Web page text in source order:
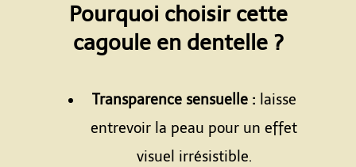
Pourquoi choisir cette
cagoule en dentelle ?
Transparence sensuelle : laisse
entrevoir la peau pour un effet
visuel irrésistible.